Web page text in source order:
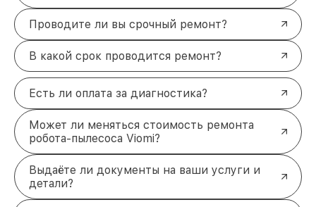
Проводите ли вы срочный ремонт?
В какой срок проводится ремонт?
Есть ли оплата за диагностика?
Может ли меняться стоимость ремонта
робота-пылесоса Viomi?
Выдаёте ли документы на ваши услуги и
детали?